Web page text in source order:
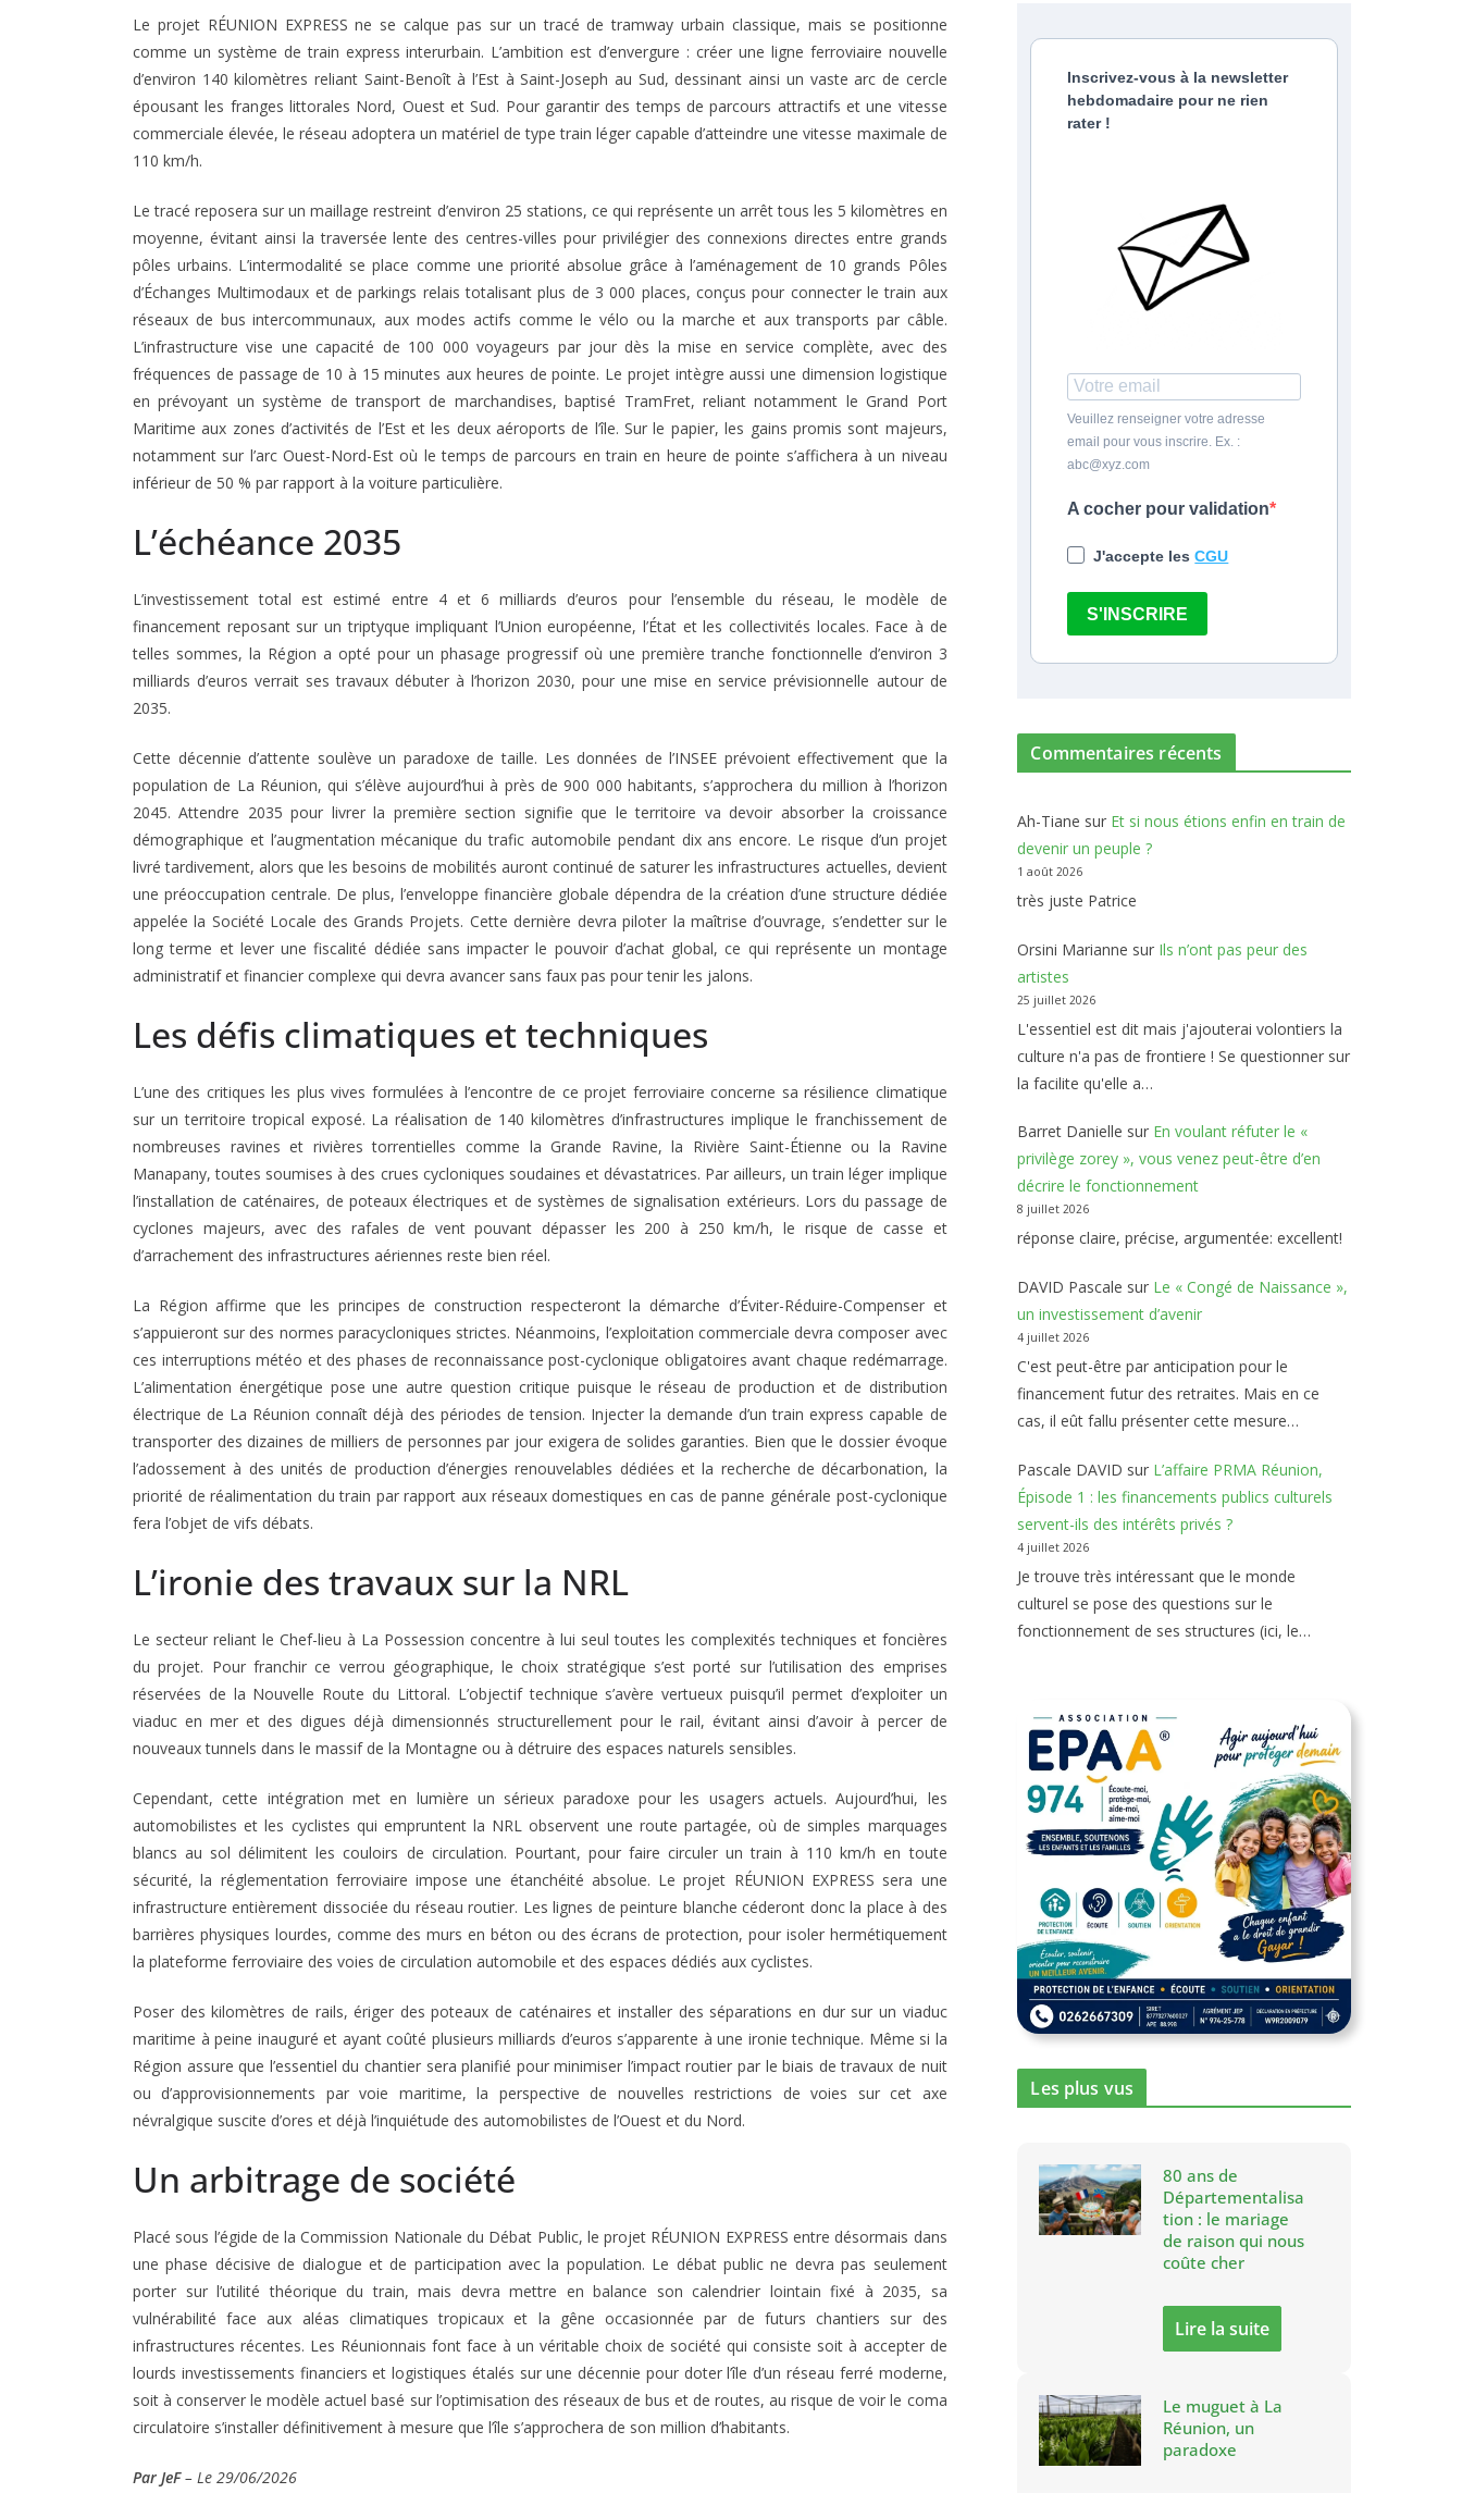
Le projet RÉUNION EXPRESS ne se calque pas sur un tracé de tramway urbain classique, mais se positionne
comme un système de train express interurbain. L’ambition est d’envergure : créer une ligne ferroviaire nouvelle
d’environ 140 kilomètres reliant Saint-Benoît à l’Est à Saint-Joseph au Sud, dessinant ainsi un vaste arc de cercle
épousant les franges littorales Nord, Ouest et Sud. Pour garantir des temps de parcours attractifs et une vitesse
commerciale élevée, le réseau adoptera un matériel de type train léger capable d’atteindre une vitesse maximale de
110 km/h.
Le tracé reposera sur un maillage restreint d’environ 25 stations, ce qui représente un arrêt tous les 5 kilomètres en
moyenne, évitant ainsi la traversée lente des centres-villes pour privilégier des connexions directes entre grands
pôles urbains. L’intermodalité se place comme une priorité absolue grâce à l’aménagement de 10 grands Pôles
d’Échanges Multimodaux et de parkings relais totalisant plus de 3 000 places, conçus pour connecter le train aux
réseaux de bus intercommunaux, aux modes actifs comme le vélo ou la marche et aux transports par câble.
L’infrastructure vise une capacité de 100 000 voyageurs par jour dès la mise en service complète, avec des
fréquences de passage de 10 à 15 minutes aux heures de pointe. Le projet intègre aussi une dimension logistique
en prévoyant un système de transport de marchandises, baptisé TramFret, reliant notamment le Grand Port
Maritime aux zones d’activités de l’Est et les deux aéroports de l’île. Sur le papier, les gains promis sont majeurs,
notamment sur l’arc Ouest-Nord-Est où le temps de parcours en train en heure de pointe s’affichera à un niveau
inférieur de 50 % par rapport à la voiture particulière.
L’échéance 2035
L’investissement total est estimé entre 4 et 6 milliards d’euros pour l’ensemble du réseau, le modèle de
financement reposant sur un triptyque impliquant l’Union européenne, l’État et les collectivités locales. Face à de
telles sommes, la Région a opté pour un phasage progressif où une première tranche fonctionnelle d’environ 3
milliards d’euros verrait ses travaux débuter à l’horizon 2030, pour une mise en service prévisionnelle autour de
2035.
Cette décennie d’attente soulève un paradoxe de taille. Les données de l’INSEE prévoient effectivement que la
population de La Réunion, qui s’élève aujourd’hui à près de 900 000 habitants, s’approchera du million à l’horizon
2045. Attendre 2035 pour livrer la première section signifie que le territoire va devoir absorber la croissance
démographique et l’augmentation mécanique du trafic automobile pendant dix ans encore. Le risque d’un projet
livré tardivement, alors que les besoins de mobilités auront continué de saturer les infrastructures actuelles, devient
une préoccupation centrale. De plus, l’enveloppe financière globale dépendra de la création d’une structure dédiée
appelée la Société Locale des Grands Projets. Cette dernière devra piloter la maîtrise d’ouvrage, s’endetter sur le
long terme et lever une fiscalité dédiée sans impacter le pouvoir d’achat global, ce qui représente un montage
administratif et financier complexe qui devra avancer sans faux pas pour tenir les jalons.
Les défis climatiques et techniques
L’une des critiques les plus vives formulées à l’encontre de ce projet ferroviaire concerne sa résilience climatique
sur un territoire tropical exposé. La réalisation de 140 kilomètres d’infrastructures implique le franchissement de
nombreuses ravines et rivières torrentielles comme la Grande Ravine, la Rivière Saint-Étienne ou la Ravine
Manapany, toutes soumises à des crues cycloniques soudaines et dévastatrices. Par ailleurs, un train léger implique
l’installation de caténaires, de poteaux électriques et de systèmes de signalisation extérieurs. Lors du passage de
cyclones majeurs, avec des rafales de vent pouvant dépasser les 200 à 250 km/h, le risque de casse et
d’arrachement des infrastructures aériennes reste bien réel.
La Région affirme que les principes de construction respecteront la démarche d’Éviter-Réduire-Compenser et
s’appuieront sur des normes paracycloniques strictes. Néanmoins, l’exploitation commerciale devra composer avec
ces interruptions météo et des phases de reconnaissance post-cyclonique obligatoires avant chaque redémarrage.
L’alimentation énergétique pose une autre question critique puisque le réseau de production et de distribution
électrique de La Réunion connaît déjà des périodes de tension. Injecter la demande d’un train express capable de
transporter des dizaines de milliers de personnes par jour exigera de solides garanties. Bien que le dossier évoque
l’adossement à des unités de production d’énergies renouvelables dédiées et la recherche de décarbonation, la
priorité de réalimentation du train par rapport aux réseaux domestiques en cas de panne générale post-cyclonique
fera l’objet de vifs débats.
L’ironie des travaux sur la NRL
Le secteur reliant le Chef-lieu à La Possession concentre à lui seul toutes les complexités techniques et foncières
du projet. Pour franchir ce verrou géographique, le choix stratégique s’est porté sur l’utilisation des emprises
réservées de la Nouvelle Route du Littoral. L’objectif technique s’avère vertueux puisqu’il permet d’exploiter un
viaduc en mer et des digues déjà dimensionnés structurellement pour le rail, évitant ainsi d’avoir à percer de
nouveaux tunnels dans le massif de la Montagne ou à détruire des espaces naturels sensibles.
Cependant, cette intégration met en lumière un sérieux paradoxe pour les usagers actuels. Aujourd’hui, les
automobilistes et les cyclistes qui empruntent la NRL observent une route partagée, où de simples marquages
blancs au sol délimitent les couloirs de circulation. Pourtant, pour faire circuler un train à 110 km/h en toute
sécurité, la réglementation ferroviaire impose une étanchéité absolue. Le projet RÉUNION EXPRESS sera une
infrastructure entièrement dissociée du réseau routier. Les lignes de peinture blanche céderont donc la place à des
barrières physiques lourdes, comme des murs en béton ou des écrans de protection, pour isoler hermétiquement
la plateforme ferroviaire des voies de circulation automobile et des espaces dédiés aux cyclistes.
Poser des kilomètres de rails, ériger des poteaux de caténaires et installer des séparations en dur sur un viaduc
maritime à peine inauguré et ayant coûté plusieurs milliards d’euros s’apparente à une ironie technique. Même si la
Région assure que l’essentiel du chantier sera planifié pour minimiser l’impact routier par le biais de travaux de nuit
ou d’approvisionnements par voie maritime, la perspective de nouvelles restrictions de voies sur cet axe
névralgique suscite d’ores et déjà l’inquiétude des automobilistes de l’Ouest et du Nord.
Un arbitrage de société
Placé sous l’égide de la Commission Nationale du Débat Public, le projet RÉUNION EXPRESS entre désormais dans
une phase décisive de dialogue et de participation avec la population. Le débat public ne devra pas seulement
porter sur l’utilité théorique du train, mais devra mettre en balance son calendrier lointain fixé à 2035, sa
vulnérabilité face aux aléas climatiques tropicaux et la gêne occasionnée par de futurs chantiers sur des
infrastructures récentes. Les Réunionnais font face à un véritable choix de société qui consiste soit à accepter de
lourds investissements financiers et logistiques étalés sur une décennie pour doter l’île d’un réseau ferré moderne,
soit à conserver le modèle actuel basé sur l’optimisation des réseaux de bus et de routes, au risque de voir le coma
circulatoire s’installer définitivement à mesure que l’île s’approchera de son million d’habitants.
Par JeF– Le 29/06/2026
Inscrivez-vous à la newsletter
hebdomadaire pour ne rien
rater !
Veuillez renseigner votre adresse
email pour vous inscrire. Ex. :
abc@xyz.com
A cocher pour validation
J'accepte lesCGU
S'INSCRIRE
Commentaires récents
Ah-Tiane sur Et si nous étions enfin en train de
devenir un peuple ?
1 août 2026
très juste Patrice
Orsini Marianne sur Ils n’ont pas peur des
artistes
25 juillet 2026
L'essentiel est dit mais j'ajouterai volontiers la
culture n'a pas de frontiere ! Se questionner sur
la facilite qu'elle a…
Barret Danielle sur En voulant réfuter le «
privilège zorey », vous venez peut-être d’en
décrire le fonctionnement
8 juillet 2026
réponse claire, précise, argumentée: excellent!
DAVID Pascale sur Le « Congé de Naissance »,
un investissement d’avenir
4 juillet 2026
C'est peut-être par anticipation pour le
financement futur des retraites. Mais en ce
cas, il eût fallu présenter cette mesure…
Pascale DAVID sur L’affaire PRMA Réunion,
Épisode 1 : les financements publics culturels
servent-ils des intérêts privés ?
4 juillet 2026
Je trouve très intéressant que le monde
culturel se pose des questions sur le
fonctionnement de ses structures (ici, le…
Les plus vus
80 ans de
Départementalisa
tion : le mariage
de raison qui nous
coûte cher
Lire la suite
Le muguet à La
Réunion, un
paradoxe